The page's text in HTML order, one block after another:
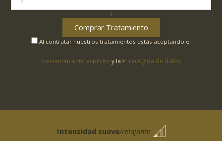
+
Comprar Tratamiento
Al contratar nuestros tratamientos estás aceptando el
consentimiento explícito y la recogida de datos
Intensidad suave/relajante